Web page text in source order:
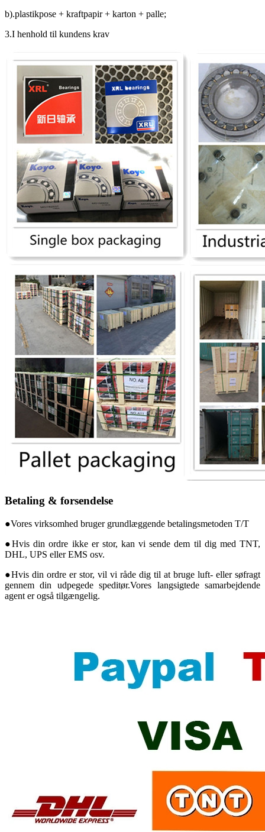
b).plastikpose + kraftpapir + karton + palle;
3.I henhold til kundens krav
Betaling & forsendelse
●Vores virksomhed bruger grundlæggende betalingsmetoden T/T
●Hvis din ordre ikke er stor, kan vi sende dem til dig med TNT,
DHL, UPS eller EMS osv.
●Hvis din ordre er stor, vil vi råde dig til at bruge luft- eller søfragt
gennem din udpegede speditør.Vores langsigtede samarbejdende
agent er også tilgængelig.